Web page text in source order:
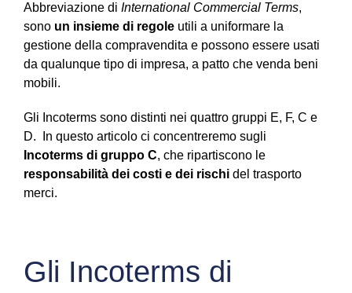
Abbreviazione di International Commercial Terms,
sono un insieme di regole utili a uniformare la
gestione della compravendita e possono essere usati
da qualunque tipo di impresa, a patto che venda beni
mobili.
Gli Incoterms sono distinti nei quattro gruppi E, F, C e
D. In questo articolo ci concentreremo sugli
Incoterms di gruppo C, che ripartiscono le
responsabilità dei costi e dei rischi del trasporto
merci.
Gli Incoterms di